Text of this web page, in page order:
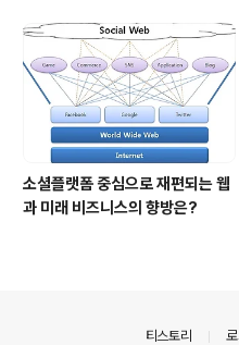
소셜플랫폼 중심으로 재편되는 웹
과 미래 비즈니스의 향방은?
티스토리